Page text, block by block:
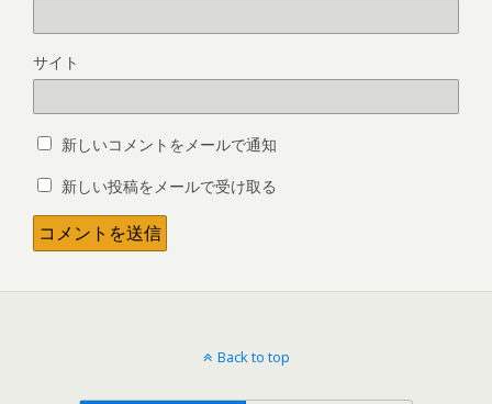
サイト
新しいコメントをメールで通知
新しい投稿をメールで受け取る
Back to top